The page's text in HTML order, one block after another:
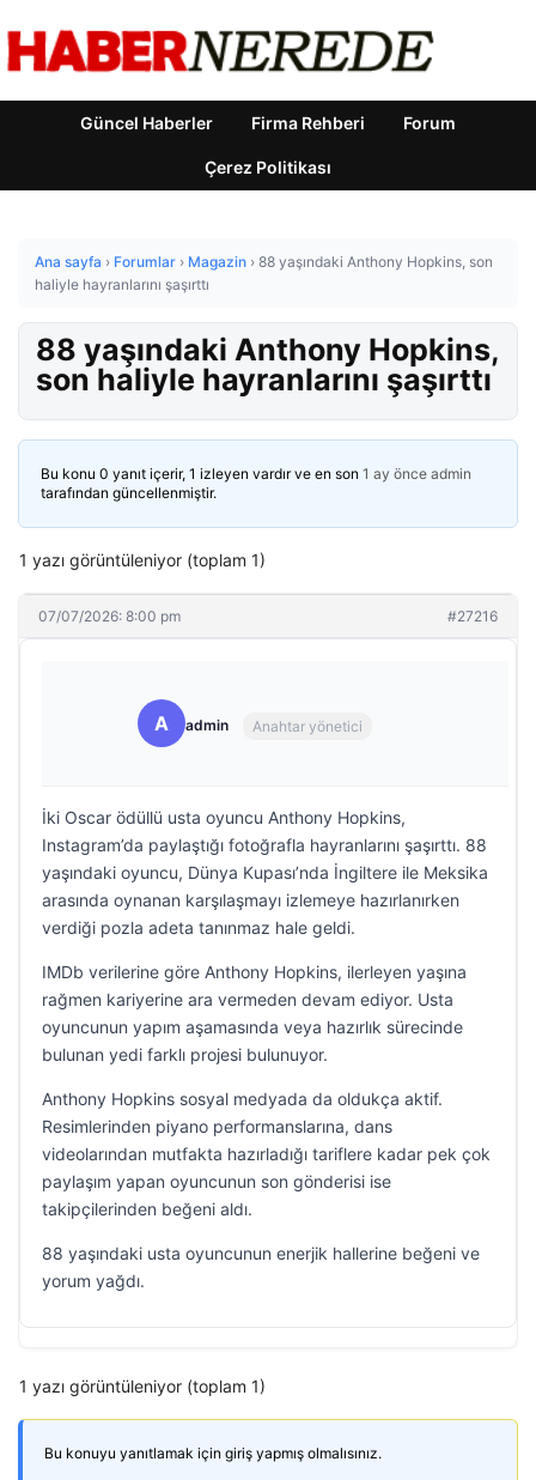
Güncel Haberler Firma Rehberi Forum
Çerez Politikası
Ana sayfa › Forumlar › Magazin › 88 yaşındaki Anthony Hopkins, son
haliyle hayranlarını şaşırttı
88 yaşındaki Anthony Hopkins,
son haliyle hayranlarını şaşırttı
Bu konu 0 yanıt içerir, 1 izleyen vardır ve en son 1 ay önce admin
tarafından güncellenmiştir.
1 yazı görüntüleniyor (toplam 1)
07/07/2026: 8:00 pm #27216
A admin Anahtar yönetici
İki Oscar ödüllü usta oyuncu Anthony Hopkins,
Instagram’da paylaştığı fotoğrafla hayranlarını şaşırttı. 88
yaşındaki oyuncu, Dünya Kupası’nda İngiltere ile Meksika
arasında oynanan karşılaşmayı izlemeye hazırlanırken
verdiği pozla adeta tanınmaz hale geldi.
IMDb verilerine göre Anthony Hopkins, ilerleyen yaşına
rağmen kariyerine ara vermeden devam ediyor. Usta
oyuncunun yapım aşamasında veya hazırlık sürecinde
bulunan yedi farklı projesi bulunuyor.
Anthony Hopkins sosyal medyada da oldukça aktif.
Resimlerinden piyano performanslarına, dans
videolarından mutfakta hazırladığı tariflere kadar pek çok
paylaşım yapan oyuncunun son gönderisi ise
takipçilerinden beğeni aldı.
88 yaşındaki usta oyuncunun enerjik hallerine beğeni ve
yorum yağdı.
1 yazı görüntüleniyor (toplam 1)
Bu konuyu yanıtlamak için giriş yapmış olmalısınız.